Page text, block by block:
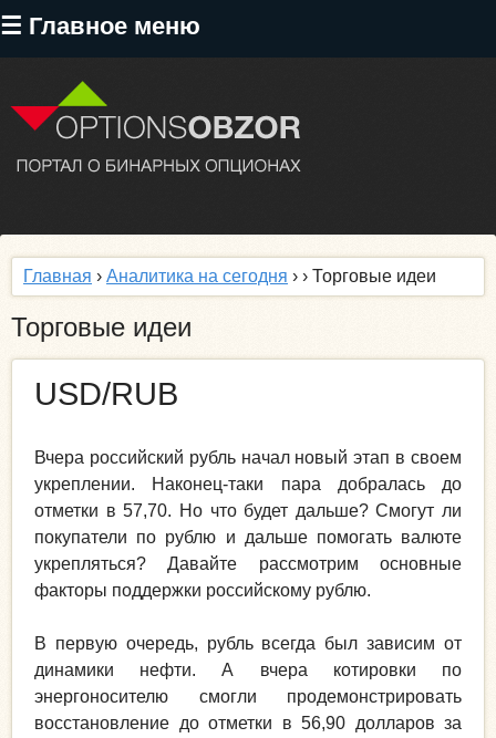
☰ Главное меню
Перейти
содержанию
Главная › Аналитика на сегодня › › Торговые идеи
Торговые идеи
USD/RUB
Вчера российский рубль начал новый этап в своем
укреплении. Наконец-таки пара добралась до
отметки в 57,70. Но что будет дальше? Смогут ли
покупатели по рублю и дальше помогать валюте
укрепляться? Давайте рассмотрим основные
факторы поддержки российскому рублю.
В первую очередь, рубль всегда был зависим от
динамики нефти. А вчера котировки по
энергоносителю смогли продемонстрировать
восстановление до отметки в 56,90 долларов за